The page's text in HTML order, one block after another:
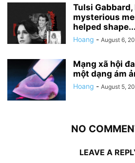
Tulsi
mysterious
helped shape...
Hoang - August 6,
Mạng xã hội
một dạng ám
Hoang - August 5,
NO
LEAVE A